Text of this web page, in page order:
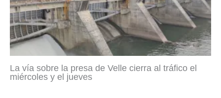
La vía sobre la presa de Velle cierra al tráfico el
miércoles y el jueves